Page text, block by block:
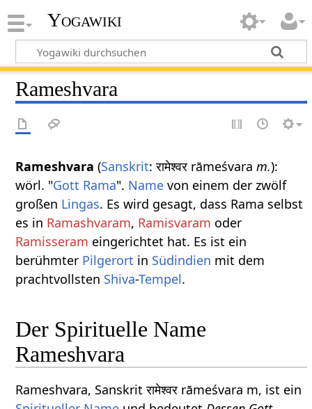
Yogawiki
Rameshvara
Rameshvara (Sanskrit: रामेश्वर rāmeśvaram.):
wörl. "Gott Rama". Name von einem der zwölf
großen Lingas. Es wird gesagt, dass Rama selbst
es in Ramashvaram, Ramisvaram oder
Ramisseram eingerichtet hat. Es ist ein
berühmter Pilgerort in Südindien mit dem
prachtvollsten Shiva-Tempel.
Der Spirituelle Name
Rameshvara
Rameshvara, Sanskrit रामेश्वर rāmeśvara m, ist ein